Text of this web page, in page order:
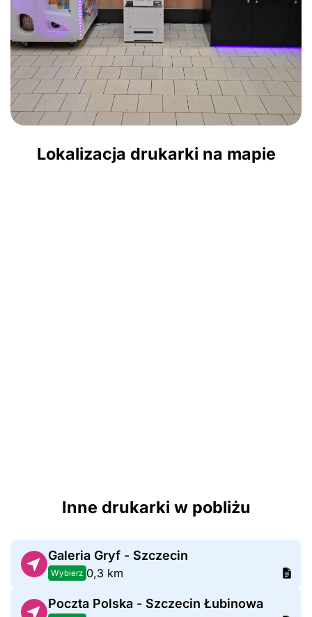
Lokalizacja drukarki na mapie
Inne drukarki w pobliżu
Galeria Gryf - Szczecin
Wybierz 0,3 km
Poczta Polska - Szczecin Łubinowa